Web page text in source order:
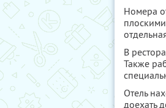
Номера
В
Также
Отель
доехать